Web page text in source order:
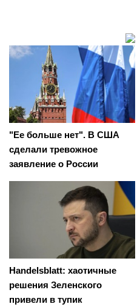
"Ее больше нет". В США
сделали тревожное
заявление о России
Handelsblatt: хаотичные
решения Зеленского
привели в тупик